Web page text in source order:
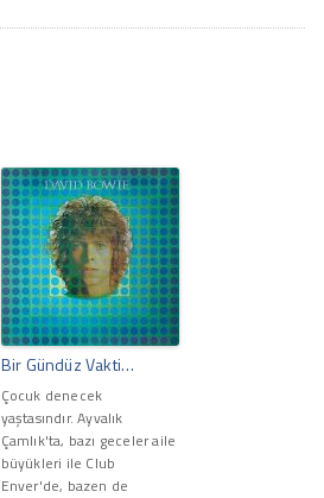
Bir Gündüz Vakti…
Çocuk denecek
yaştasındır. Ayvalık
Çamlık'ta, bazı geceler aile
büyükleri ile Club
Enver'de, bazen de